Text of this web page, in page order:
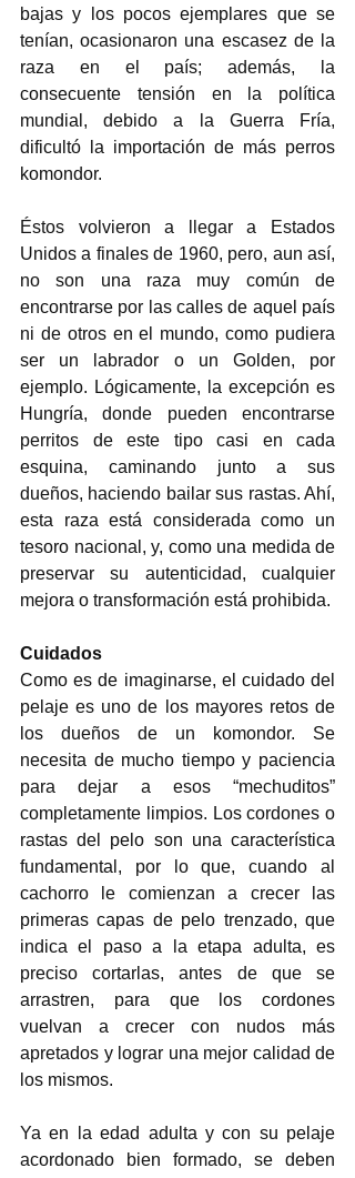
bajas y los pocos ejemplares que se
tenían, ocasionaron una escasez de la
raza en el país; además, la
consecuente tensión en la política
mundial, debido a la Guerra Fría,
dificultó la importación de más perros
komondor.
Éstos volvieron a llegar a Estados
Unidos a finales de 1960, pero, aun así,
no son una raza muy común de
encontrarse por las calles de aquel país
ni de otros en el mundo, como pudiera
ser un labrador o un Golden, por
ejemplo. Lógicamente, la excepción es
Hungría, donde pueden encontrarse
perritos de este tipo casi en cada
esquina, caminando junto a sus
dueños, haciendo bailar sus rastas. Ahí,
esta raza está considerada como un
tesoro nacional, y, como una medida de
preservar su autenticidad, cualquier
mejora o transformación está prohibida.
Cuidados
Como es de imaginarse, el cuidado del
pelaje es uno de los mayores retos de
los dueños de un komondor. Se
necesita de mucho tiempo y paciencia
para dejar a esos “mechuditos”
completamente limpios. Los cordones o
rastas del pelo son una característica
fundamental, por lo que, cuando al
cachorro le comienzan a crecer las
primeras capas de pelo trenzado, que
indica el paso a la etapa adulta, es
preciso cortarlas, antes de que se
arrastren, para que los cordones
vuelvan a crecer con nudos más
apretados y lograr una mejor calidad de
los mismos.
Ya en la edad adulta y con su pelaje
acordonado bien formado, se deben